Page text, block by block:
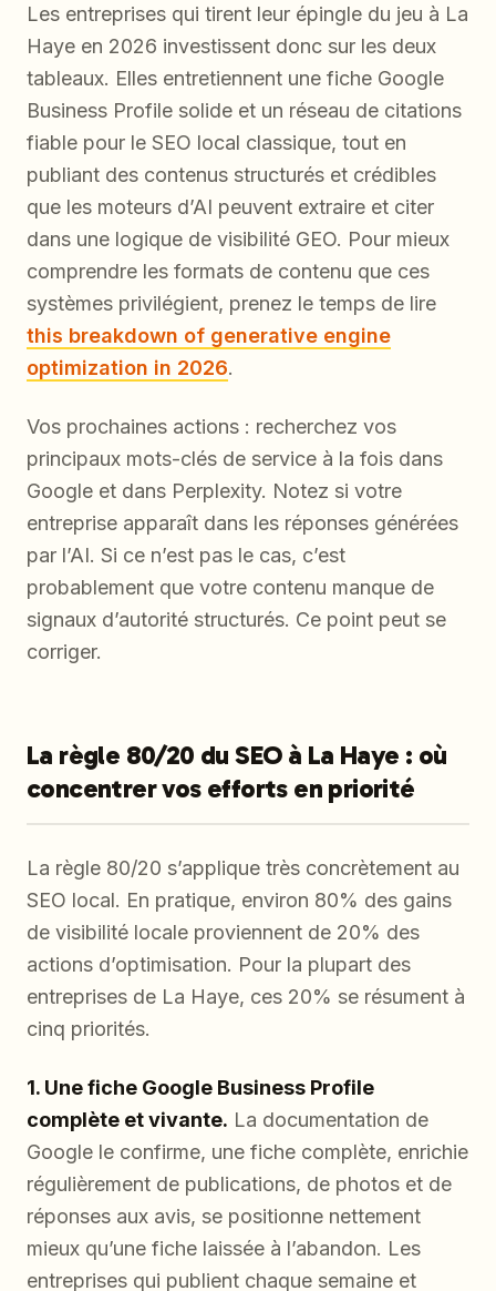
Les entreprises qui tirent leur épingle du jeu à La
Haye en 2026 investissent donc sur les deux
tableaux. Elles entretiennent une fiche Google
Business Profile solide et un réseau de citations
fiable pour le SEO local classique, tout en
publiant des contenus structurés et crédibles
que les moteurs d’AI peuvent extraire et citer
dans une logique de visibilité GEO. Pour mieux
comprendre les formats de contenu que ces
systèmes privilégient, prenez le temps de lire
this breakdown of generative engine
optimization in 2026.
Vos prochaines actions : recherchez vos
principaux mots-clés de service à la fois dans
Google et dans Perplexity. Notez si votre
entreprise apparaît dans les réponses générées
par l’AI. Si ce n’est pas le cas, c’est
probablement que votre contenu manque de
signaux d’autorité structurés. Ce point peut se
corriger.
La règle 80/20 du SEO à La Haye : où
concentrer vos efforts en priorité
La règle 80/20 s’applique très concrètement au
SEO local. En pratique, environ 80% des gains
de visibilité locale proviennent de 20% des
actions d’optimisation. Pour la plupart des
entreprises de La Haye, ces 20% se résument à
cinq priorités.
1. Une fiche Google Business Profile
complète et vivante. La documentation de
Google le confirme, une fiche complète, enrichie
régulièrement de publications, de photos et de
réponses aux avis, se positionne nettement
mieux qu’une fiche laissée à l’abandon. Les
entreprises qui publient chaque semaine et